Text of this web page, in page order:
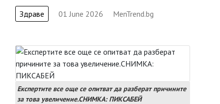
Здраве 01 June 2026 MenTrend.bg
Експертите все още се опитват да разберат причините
за това увеличение.СНИМКА: ПИКСАБЕЙ